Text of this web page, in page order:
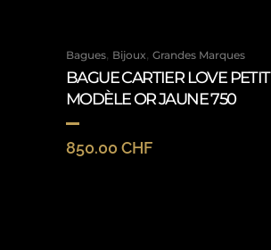
Bagues, Bijoux, Grandes Marques
BAGUE CARTIER LOVE PETIT
MODÈLE OR JAUNE 750
850.00 CHF